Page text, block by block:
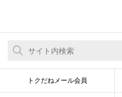
トクだねメール会員